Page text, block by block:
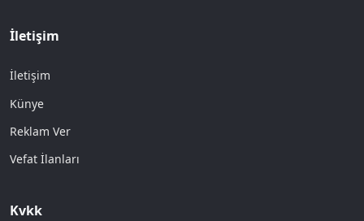
İletişim
İletişim
Künye
Reklam Ver
Vefat İlanları
Kvkk